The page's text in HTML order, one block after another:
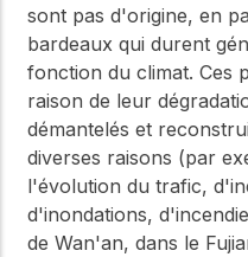
sont pas d'origine, en
bardeaux qui durent
fonction du climat. Ces
raison de leur
démantelés et
diverses raisons (par
l'évolution du trafic,
d'inondations,
de Wan'an, dans le